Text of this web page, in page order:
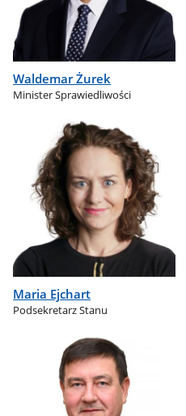
Waldemar Żurek
Minister Sprawiedliwości
Maria Ejchart
Podsekretarz Stanu